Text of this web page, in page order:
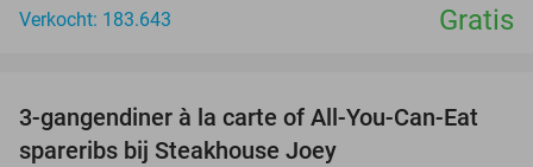
Verkocht: 183.643
Gratis
32%
3-gangendiner à la carte of All-You-Can-Eat
spareribs bij Steakhouse Joey